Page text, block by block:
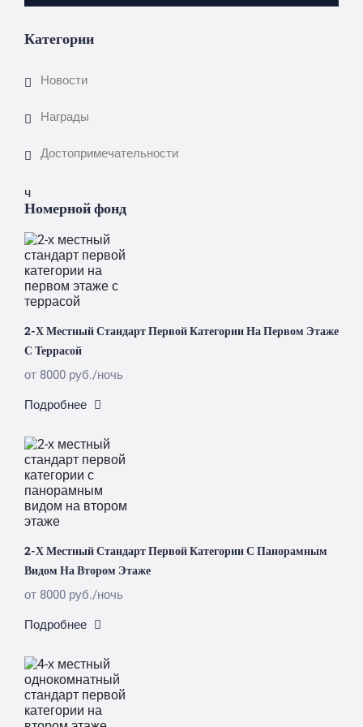
Категории
Новости
Награды
Достопримечательности
ч
Номерной фонд
2-Х Местный Стандарт Первой Категории На Первом Этаже
С Террасой
от 8000 руб./ночь
Подробнее
2-Х Местный Стандарт Первой Категории С Панорамным
Видом На Втором Этаже
от 8000 руб./ночь
Подробнее